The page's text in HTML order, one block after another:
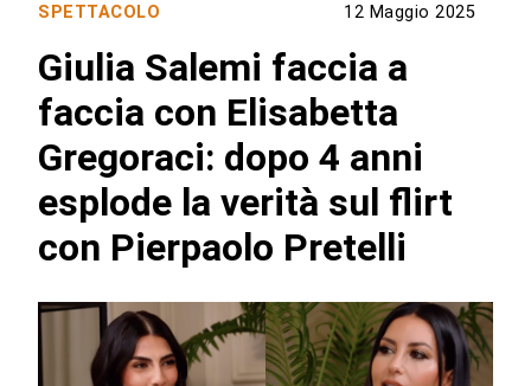
SPETTACOLO 12 Maggio 2025
Giulia Salemi faccia a
faccia con Elisabetta
Gregoraci: dopo 4 anni
esplode la verità sul flirt
con Pierpaolo Pretelli